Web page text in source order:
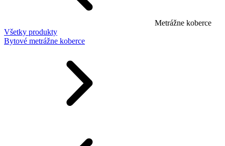
Metrážne koberce
Všetky produkty
Bytové metrážne koberce